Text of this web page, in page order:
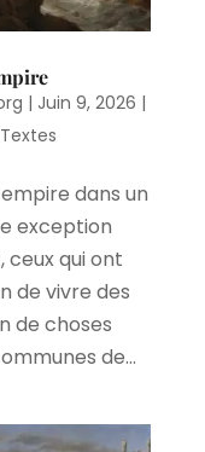
| Juin 9, 2026 |
Textes
empire dans un
exception
ceux qui ont
de vivre des
de choses
de...